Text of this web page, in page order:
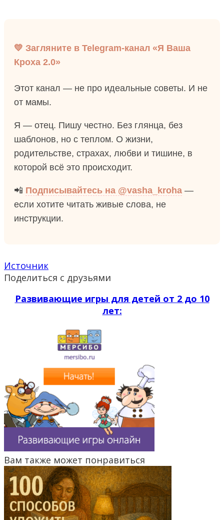
💛 Загляните в Telegram-канал «Я Ваша
Кроха 2.0»
Этот канал — не про идеальные советы. И не
от мамы.
Я — отец. Пишу честно. Без глянца, без
шаблонов, но с теплом. О жизни,
родительстве, страхах, любви и тишине, в
которой всё это происходит.
📲 Подписывайтесь на @vasha_kroha —
если хотите читать живые слова, не
инструкции.
Источник
Поделиться с друзьями
Развивающие игры для детей от 2 до 10
лет:
Вам также может понравиться